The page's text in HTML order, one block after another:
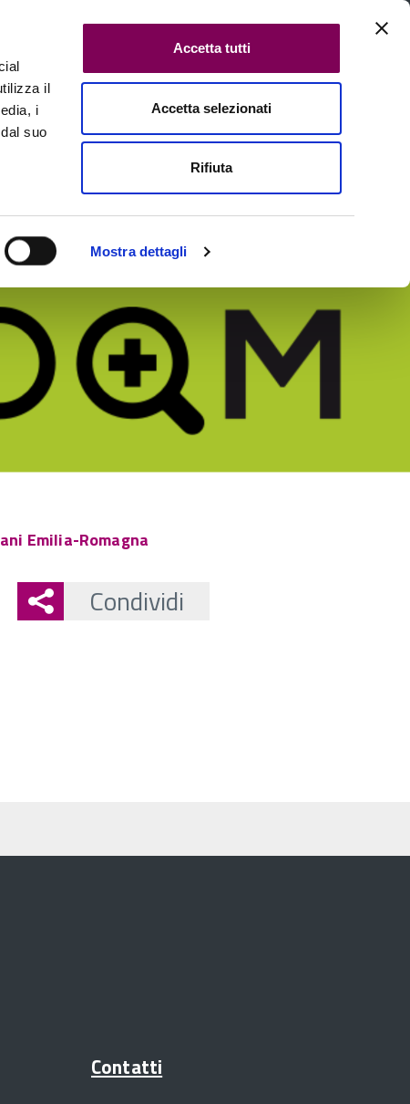
il
i
suo
Mostra dettagli
Accetta tutti
Accetta selezionati
Rifiuta
Cerca in tutte le pagine
Contatti
Emilia-Romagna
Condividi
Contatti